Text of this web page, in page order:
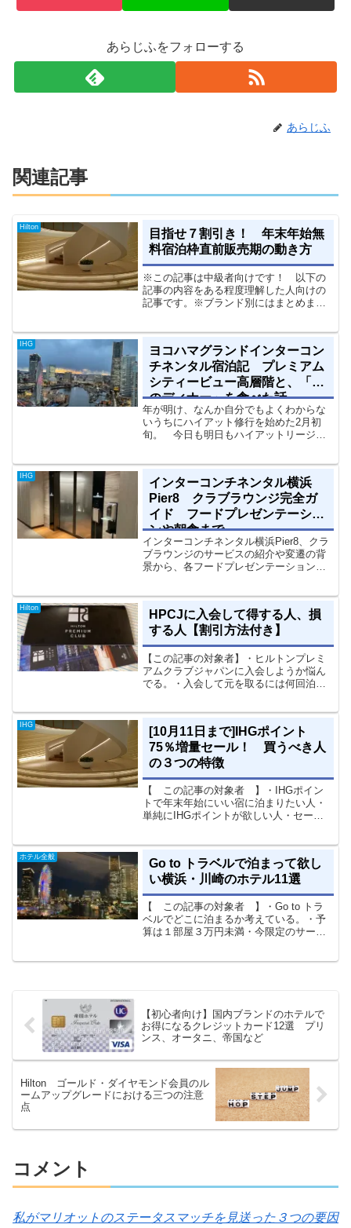
あらじふをフォローする
あらじふ
関連記事
Hilton
目指せ７割引き！ 年末年始無
料宿泊枠直前販売期の動き方
※この記事は中級者向けです！ 以下の
記事の内容をある程度理解した人向けの
記事です。※ブランド別にはまとめまし
に、直前販売期を勝ち抜...
IHG
ヨコハマグランドインターコン
チネンタル宿泊記 プレミアム
シティービュー高層階と、「幻
のディナー」を食べた話
年が明け、なんか自分でもよくわからな
いうちにハイアット修行を始めた2月初
旬。 今日も明日もハイアットリージェ
とんでもないディナープラ...
IHG
インターコンチネンタル横浜
Pier8 クラブラウンジ完全ガ
イド フードプレゼンテーショ
ンや朝食まで
インターコンチネンタル横浜Pier8、クラ
ブラウンジのサービスの紹介や変遷の背
景から、各フードプレゼンテーションに
と思いますのでぜひお立ち寄りくださ
い。
Hilton
HPCJに入会して得する人、損
する人【割引方法付き】
【この記事の対象者】・ヒルトンプレミ
アムクラブジャパンに入会しようか悩ん
でる。・入会して元を取るには何回泊ま
します。HPCJ...
IHG
[10月11日まで]IHGポイント
75％増量セール！ 買うべき人
の３つの特徴
【 この記事の対象者 】・IHGポイン
トで年末年始にいい宿に泊まりたい人・
単純にIHGポイントが欲しい人・セール
スポイント期...
ホテル全般
Go to トラベルで泊まって欲し
い横浜・川崎のホテル11選
【 この記事の対象者 】・Go to トラ
ベルでどこに泊まるか考えている。・予
算は１部屋３万円未満・今限定のサービ
【初心者向け】国内ブランドのホテルで
お得になるクレジットカード12選 プリ
ンス、オータニ、帝国など
Hilton ゴールド・ダイヤモンド会員のル
ームアップグレードにおける三つの注意
点
コメント
私がマリオットのステータスマッチを見送った３つの要因